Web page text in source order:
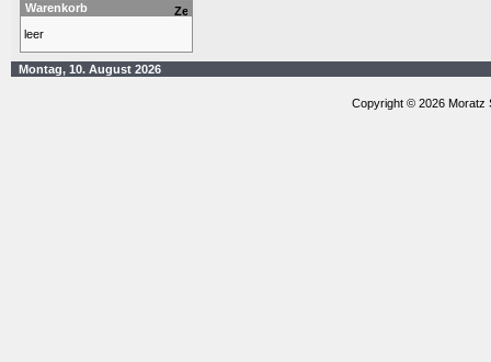
Warenkorb
leer
Montag, 10. August 2026
Copyright © 2026 Moratz